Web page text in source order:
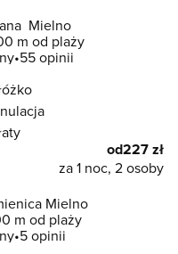
Mielno
m od plaży
55 opinii
od227 zł
za 1 noc, 2 osoby
Mielno
m od plaży
5 opinii